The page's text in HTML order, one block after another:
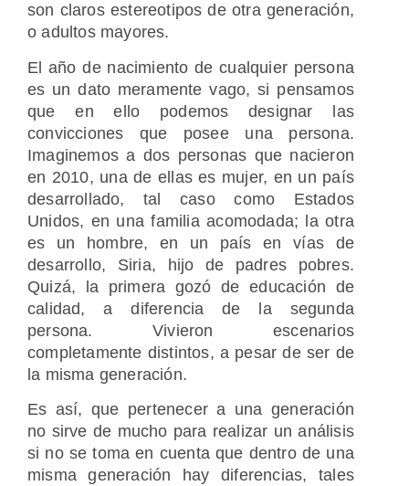
son claros estereotipos de otra generación,
o adultos mayores.
El año de nacimiento de cualquier persona
es un dato meramente vago, si pensamos
que en ello podemos designar las
convicciones que posee una persona.
Imaginemos a dos personas que nacieron
en 2010, una de ellas es mujer, en un país
desarrollado, tal caso como Estados
Unidos, en una familia acomodada; la otra
es un hombre, en un país en vías de
desarrollo, Siria, hijo de padres pobres.
Quizá, la primera gozó de educación de
calidad, a diferencia de la segunda
persona. Vivieron escenarios
completamente distintos, a pesar de ser de
la misma generación.
Es así, que pertenecer a una generación
no sirve de mucho para realizar un análisis
si no se toma en cuenta que dentro de una
misma generación hay diferencias, tales